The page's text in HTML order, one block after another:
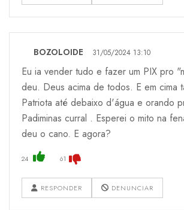
BOZOLOIDE 31/05/2024 13:10
Eu ia vender tudo e fazer um PIX pro
deu. Deus acima de todos. E em cima
Patriota até debaixo d'água e orando
Padiminas curral . Esperei o mito na
deu o cano. E agora?
24 61
RESPONDER DENUNCIAR